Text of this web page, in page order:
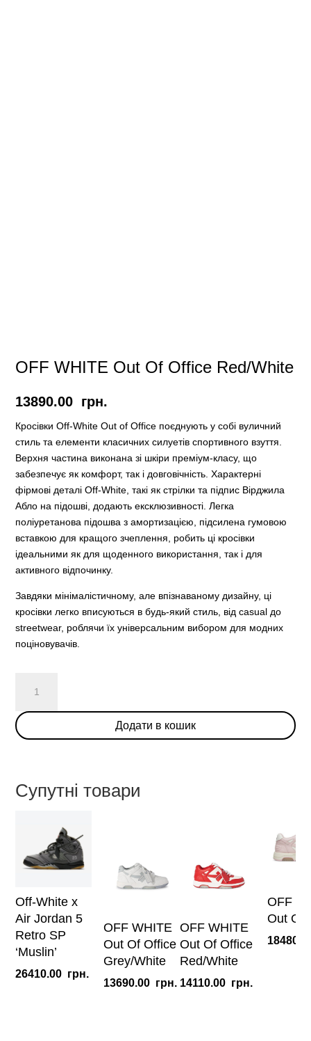
OFF WHITE Out Of Office Red/White
13890.00 грн.
Кросівки Off-White Out of Office поєднують у собі вуличний
стиль та елементи класичних силуетів спортивного взуття.
Верхня частина виконана зі шкіри преміум-класу, що
забезпечує як комфорт, так і довговічність. Характерні
фірмові деталі Off-White, такі як стрілки та підпис Вірджила
Абло на підошві, додають ексклюзивності. Легка
поліуретанова підошва з амортизацією, підсилена гумовою
вставкою для кращого зчеплення, робить ці кросівки
ідеальними як для щоденного використання, так і для
активного відпочинку.
Завдяки мінімалістичному, але впізнаваному дизайну, ці
кросівки легко вписуються в будь-який стиль, від casual до
streetwear, роблячи їх універсальним вибором для модних
поціновувачів.
WHITE
Out
Of
Додати в кошик
Супутні товари
Off-White x
Air Jordan 5
Retro SP
‘Muslin’
26410.00 грн.
OFF WHITE
Out Of Office
Grey/White
13690.00 грн.
OFF WHITE
Out Of Office
Red/White
14110.00 грн.
OFF
Out Of
товар
має
вибрати